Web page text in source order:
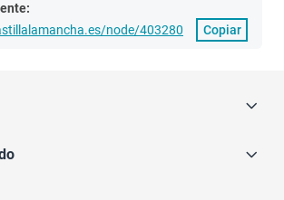
node/403280
Copiar